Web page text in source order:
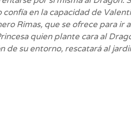
en la capacidad de
Rimas, que se ofrece para ir
quien plante cara al
de su entorno, rescatará al